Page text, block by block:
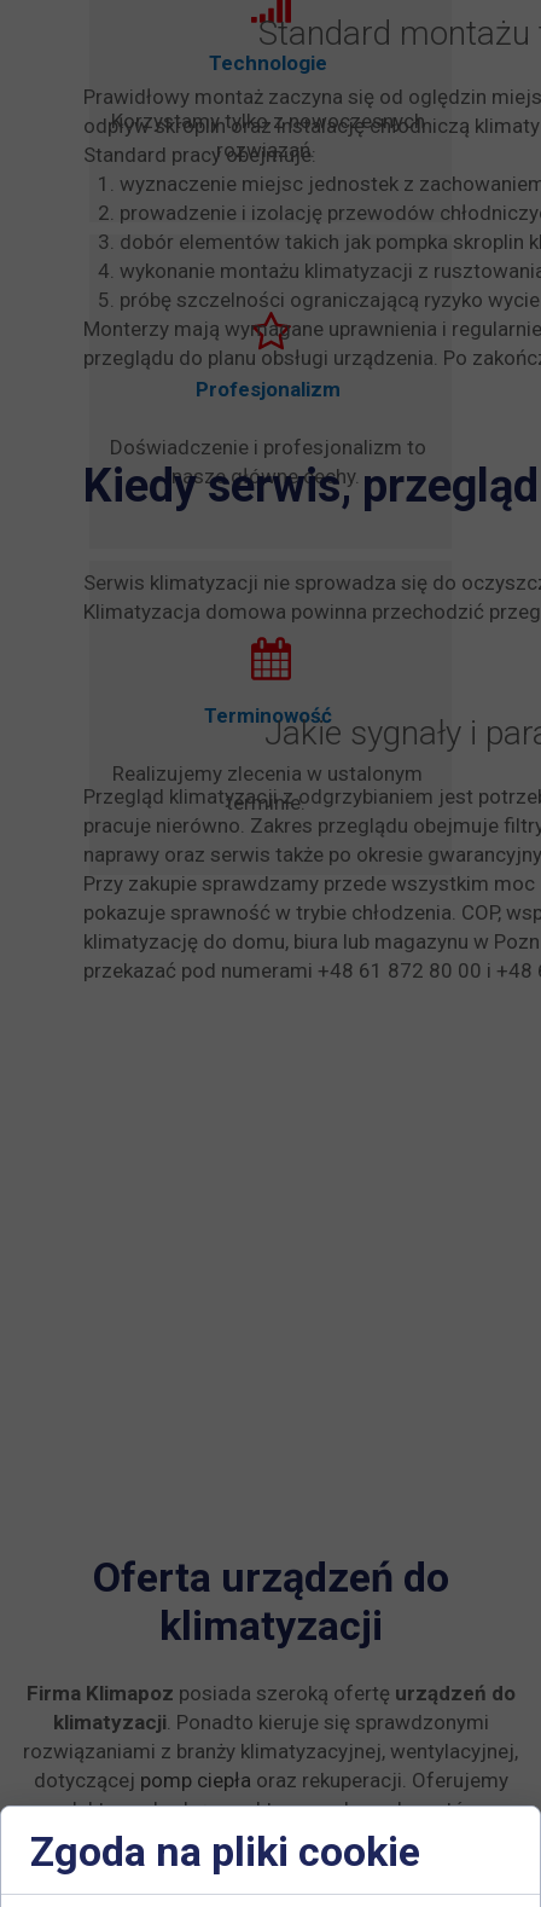
Standard
Prawidłowy montaż zaczyna się od oględzin
odpływ skroplin oraz instalację chłodniczą
Standard pracy obejmuje:
wyznaczenie miejsc jednostek z
prowadzenie i izolację przewodów
dobór elementów takich jak pompka skroplin
wykonanie montażu klimatyzacji z
próbę szczelności ograniczającą ryzyko
Monterzy mają wymagane uprawnienia i
przeglądu do planu obsługi urządzenia. Po
Kiedy serwis,
Serwis klimatyzacji nie sprowadza się do
Klimatyzacja domowa powinna przechodzić
Jakie sygnały i
Przegląd klimatyzacji z odgrzybianiem jest
pracuje nierówno. Zakres przeglądu obejmuje
naprawy oraz serwis także po okresie
Przy zakupie sprawdzamy przede wszystkim
pokazuje sprawność w trybie chłodzenia. COP,
klimatyzację do domu, biura lub magazynu w
przekazać pod numerami +48 61 872 80 00 i
Technologie
Korzystamy tylko z nowoczesnych
rozwiązań.
Terminowość
Realizujemy zlecenia w ustalonym
terminie.
Profesjonalizm
Doświadczenie i profesjonalizm to
nasze główne cechy.
Oferta urządzeń do
klimatyzacji
Firma Klimapoz posiada szeroką ofertę urządzeń do
klimatyzacji. Ponadto kieruje się sprawdzonymi
rozwiązaniami z branży klimatyzacyjnej, wentylacyjnej,
dotyczącej pomp ciepła oraz rekuperacji. Oferujemy
produkty pochodzące od topowych producentów na
rynku.
Zgoda na pliki cookie